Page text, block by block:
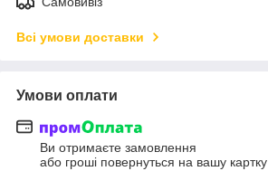
Всі умови доставки
Умови оплати
Ви отримаєте замовлення
або гроші повернуться на вашу картку